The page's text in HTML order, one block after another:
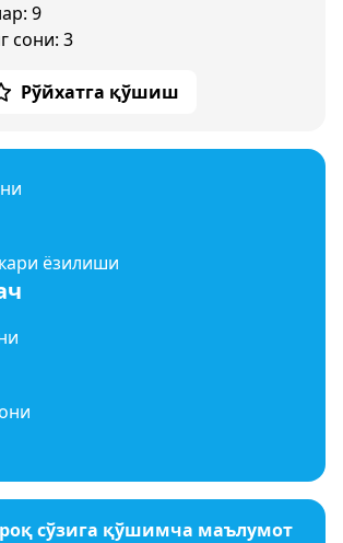
9
сони: 3
Рўйхатга қўшиш
ёзилиши
сўзига қўшимча маълумот